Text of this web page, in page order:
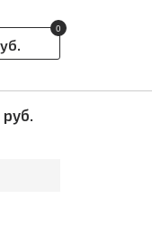
0
руб.